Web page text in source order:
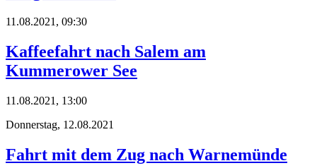
11.08.2021, 09:30
Kaffeefahrt nach Salem am
Kummerower See
11.08.2021, 13:00
Donnerstag, 12.08.2021
Fahrt mit dem Zug nach Warnemünde